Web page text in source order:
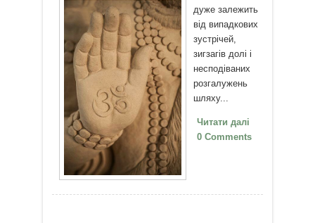
дуже залежить
від випадкових
зустрічей,
зигзагів долі і
несподіваних
розгалужень
шляху...
Читати далі
Випадковості
0 Comments